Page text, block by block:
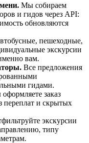
Мы собираем
и гидов через API:
обновляются
пешеходные,
экскурсии
вам.
Все предложения
гидами.
заказ
переплат и скрытых
экскурсии
типу